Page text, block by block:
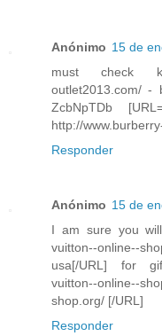
Anónimo 15 de
must check
outlet2013.com/ -
ZcbNpTDb
http://
Responder
Anónimo 15 de
I am sure you will
vuitton--online--
usa[/URL] for
vuitton--online--
shop.org/ [/URL]
Responder